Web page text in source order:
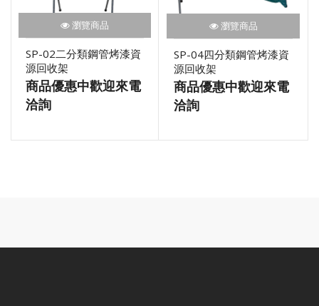
瀏覽商品
SP-02二分類鋼管烤漆資
源回收架
商品優惠中歡迎來電
洽詢
瀏覽商品
SP-04四分類鋼管烤漆資
源回收架
商品優惠中歡迎來電
洽詢